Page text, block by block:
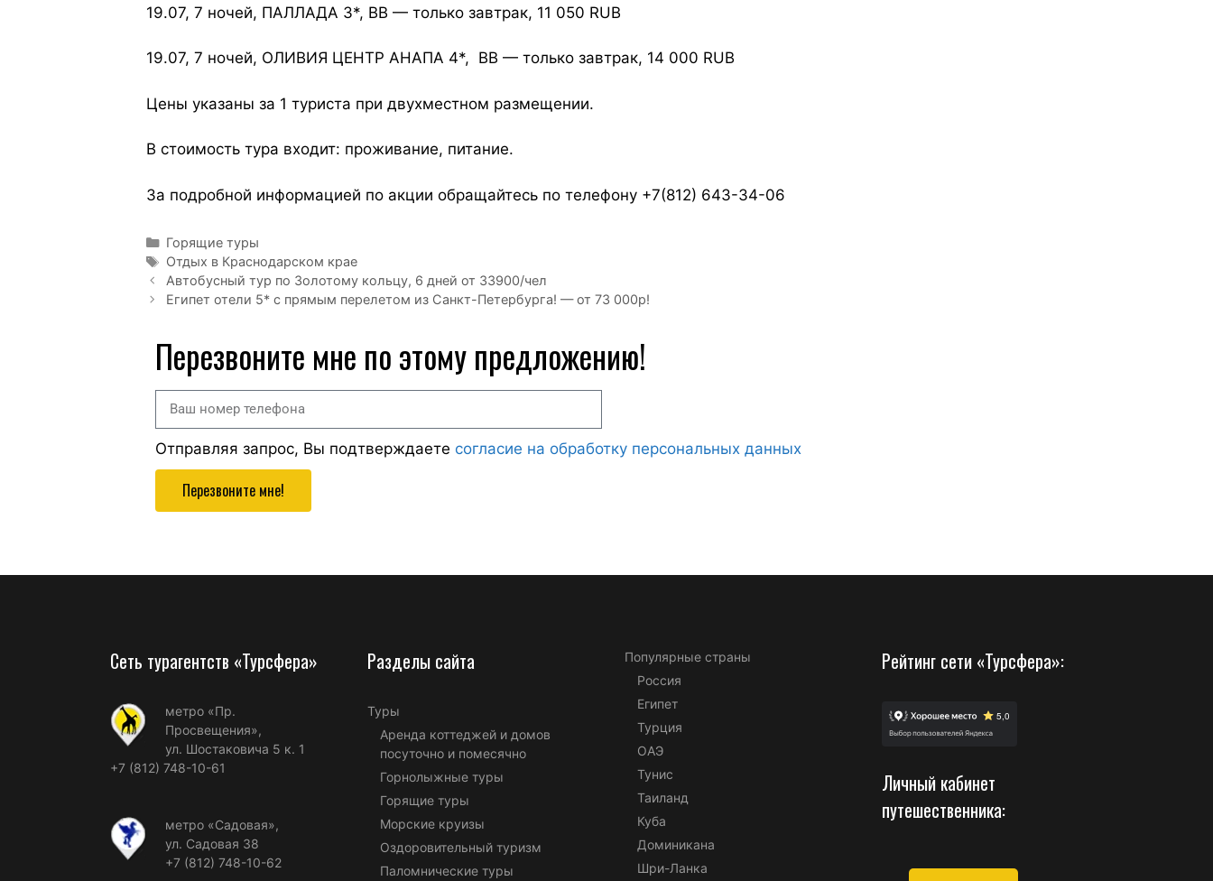
19.07, 7 ночей, ПАЛЛАДА 3*, ВВ — только завтрак, 11 050 RUB
19.07, 7 ночей, ОЛИВИЯ ЦЕНТР АНАПА 4*, ВВ — только завтрак, 14 000 RUB
Цены указаны за 1 туриста при двухместном размещении.
В стоимость тура входит: проживание, питание.
За подробной информацией по акции обращайтесь по телефону +7(812) 643-34-06
Горящие туры
Отдых в Краснодарском крае
Автобусный тур по Золотому кольцу, 6 дней от 33900/чел
Египет отели 5* с прямым перелетом из Санкт-Петербурга! — от 73 000р!
Перезвоните мне по этому предложению!
Отправляя запрос, Вы подтверждаете согласие на обработку персональных данных
Перезвоните мне!
Сеть турагентств «Турсфера»
метро «Пр.
Просвещения»,
ул. Шостаковича 5 к. 1
+7 (812) 748-10-61
метро «Садовая»,
ул. Садовая 38
+7 (812) 748-10-62
Разделы сайта
Туры
Аренда коттеджей и домов
посуточно и помесячно
Горнолыжные туры
Горящие туры
Морские круизы
Оздоровительный туризм
Паломнические туры
Популярные страны
Россия
Египет
Турция
ОАЭ
Тунис
Таиланд
Куба
Доминикана
Шри-Ланка
Рейтинг сети «Турсфера»:
Личный кабинет
путешественника: